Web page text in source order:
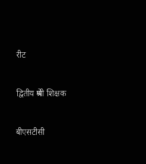
रीट
द्वितीय श्रेणी शिक्षक
बीएसटीसी